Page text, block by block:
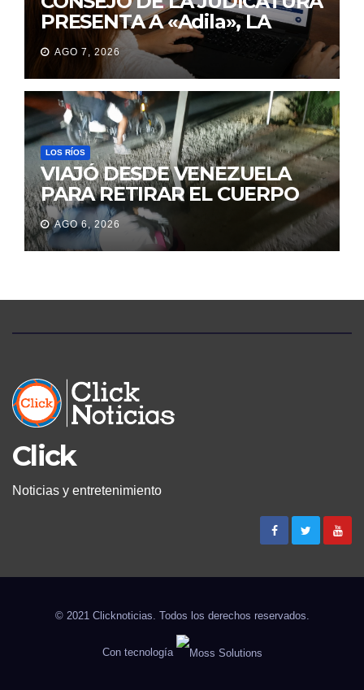
PRESENTA A «Adila», LA
ASISTENTE VIRTUAL QUE
ORIENTA A LA CIUDADANÍA
SOBRE TRÁMITES
JUDICIALES
AGO 7, 2026
LOS RÍOS
VIAJÓ DESDE VENEZUELA
PARA RETIRAR EL CUERPO
DE SU MARIDO QUE
PERMANECIÓ SEIS DÍAS EN
LA MORGUE
AGO 6, 2026
Click
Noticias y entretenimiento
© 2021 Clicknoticias. Todos los derechos reservados.
Con tecnología